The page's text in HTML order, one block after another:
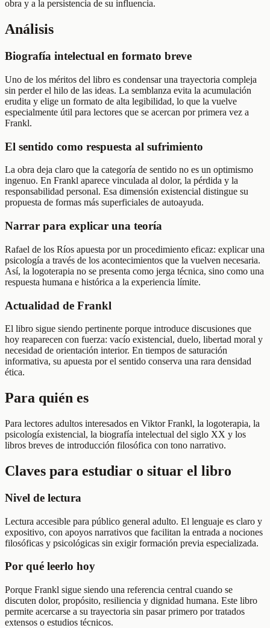
obra y a la persistencia de su influencia.
Análisis
Biografía intelectual en formato breve
Uno de los méritos del libro es condensar una trayectoria compleja
sin perder el hilo de las ideas. La semblanza evita la acumulación
erudita y elige un formato de alta legibilidad, lo que la vuelve
especialmente útil para lectores que se acercan por primera vez a
Frankl.
El sentido como respuesta al sufrimiento
La obra deja claro que la categoría de sentido no es un optimismo
ingenuo. En Frankl aparece vinculada al dolor, la pérdida y la
responsabilidad personal. Esa dimensión existencial distingue su
propuesta de formas más superficiales de autoayuda.
Narrar para explicar una teoría
Rafael de los Ríos apuesta por un procedimiento eficaz: explicar una
psicología a través de los acontecimientos que la vuelven necesaria.
Así, la logoterapia no se presenta como jerga técnica, sino como una
respuesta humana e histórica a la experiencia límite.
Actualidad de Frankl
El libro sigue siendo pertinente porque introduce discusiones que
hoy reaparecen con fuerza: vacío existencial, duelo, libertad moral y
necesidad de orientación interior. En tiempos de saturación
informativa, su apuesta por el sentido conserva una rara densidad
ética.
Para quién es
Para lectores adultos interesados en Viktor Frankl, la logoterapia, la
psicología existencial, la biografía intelectual del siglo XX y los
libros breves de introducción filosófica con tono narrativo.
Claves para estudiar o situar el libro
Nivel de lectura
Lectura accesible para público general adulto. El lenguaje es claro y
expositivo, con apoyos narrativos que facilitan la entrada a nociones
filosóficas y psicológicas sin exigir formación previa especializada.
Por qué leerlo hoy
Porque Frankl sigue siendo una referencia central cuando se
discuten dolor, propósito, resiliencia y dignidad humana. Este libro
permite acercarse a su trayectoria sin pasar primero por tratados
extensos o estudios técnicos.